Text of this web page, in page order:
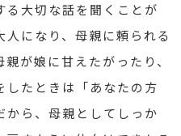
る大切な話を聞くことが
になり、母親に頼られる
が娘に甘えたがったり、
したときは「あなたの方
から、母親としてしっか